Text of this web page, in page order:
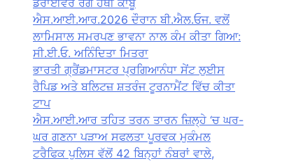
ਐਸ.ਆਈ.ਆਰ.2026 ਦੌਰਾਨ ਬੀ.ਐਲ.ਓਜ. ਵਲੋਂ
ਲਾਮਿਸਾਲ ਸਮਰਪਣ ਭਾਵਨਾ ਨਾਲ ਕੰਮ ਕੀਤਾ ਗਿਆ:
ਸੀ.ਈ.ਓ. ਅਨਿੰਦਿਤਾ ਮਿਤਰਾ
ਭਾਰਤੀ ਗ੍ਰੈਂਡਮਾਸਟਰ ਪ੍ਰਗਿਆਨੰਧਾ ਸੇਂਟ ਲੁਈਸ
ਰੈਪਿਡ ਅਤੇ ਬਲਿਟਜ਼ ਸ਼ਤਰੰਜ ਟੂਰਨਾਮੈਂਟ ਵਿੱਚ ਕੀਤਾ
ਟਾਪ
ਐਸ.ਆਈ.ਆਰ ਤਹਿਤ ਤਰਨ ਤਾਰਨ ਜ਼ਿਲ੍ਹੇ ‘ਚ ਘਰ-
ਘਰ ਗਣਨਾ ਪੜਾਅ ਸਫਲਤਾ ਪੂਰਵਕ ਮੁਕੰਮਲ
ਟਰੈਫਿਕ ਪੁਲਿਸ ਵੱਲੋਂ 42 ਬਿਨ੍ਹਾਂ ਨੰਬਰਾਂ ਵਾਲੇ,